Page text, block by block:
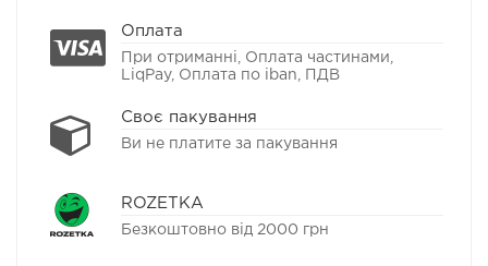
Оплата
При отриманні, Оплата частинами,
LiqPay, Оплата по iban, ПДВ
Своє пакування
Ви не платите за пакування
ROZETKA
Безкоштовно від 2000 грн